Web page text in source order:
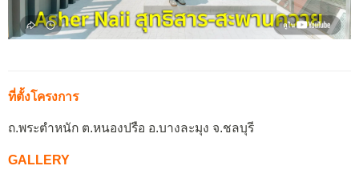
ที่ตั้งโครงการ
ถ.พระตำหนัก ต.หนองปรือ อ.บางละมุง จ.ชลบุรี
GALLERY